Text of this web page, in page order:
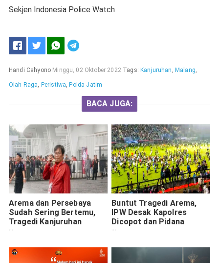
Sekjen Indonesia Police Watch
Handi Cahyono Minggu, 02 Oktober 2022 Tags: Kanjuruhan , Malang,
Olah Raga, Peristiwa, Polda Jatim
BACA JUGA:
Arema dan Persebaya
Sudah Sering Bertemu,
Tragedi Kanjuruhan
Harusnya Bisa
Buntut Tragedi Arema,
IPW Desak Kapolres
Dicopot dan Pidana
Panitia. Iwan Bule Juga